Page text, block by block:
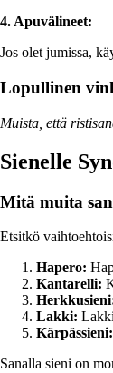
4. Apuvälineet:
Jos olet jumissa,
Lopullinen
Muista, että
Sienelle
Mitä muita
Etsitkö
Hapero:
Kantarelli:
Lakki:
Kärpässieni:
Sanalla sieni on